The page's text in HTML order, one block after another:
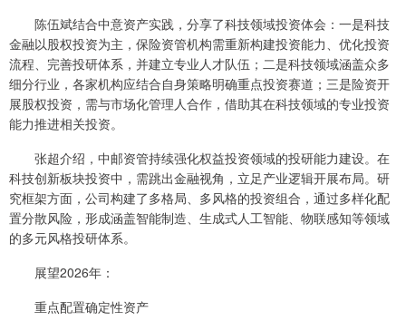
陈伍斌结合中意资产实践，分享了科技领域投资体会：一是科技
金融以股权投资为主，保险资管机构需重新构建投资能力、优化投资
流程、完善投研体系，并建立专业人才队伍；二是科技领域涵盖众多
细分行业，各家机构应结合自身策略明确重点投资赛道；三是险资开
展股权投资，需与市场化管理人合作，借助其在科技领域的专业投资
能力推进相关投资。
张超介绍，中邮资管持续强化权益投资领域的投研能力建设。在
科技创新板块投资中，需跳出金融视角，立足产业逻辑开展布局。研
究框架方面，公司构建了多格局、多风格的投资组合，通过多样化配
置分散风险，形成涵盖智能制造、生成式人工智能、物联感知等领域
的多元风格投研体系。
展望2026年：
重点配置确定性资产